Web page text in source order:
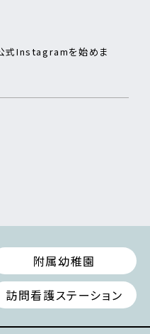
式Instagramを始めま
附属幼稚園
訪問看護ステーション